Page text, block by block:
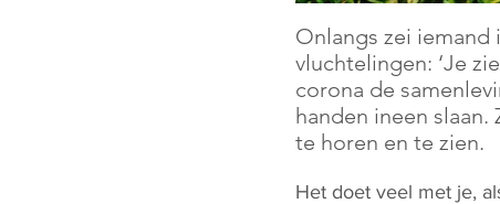
Onlangs zei
vluchtelingen: ‘Je
corona de
handen ineen
te horen en te zien.
Het doet veel met je,